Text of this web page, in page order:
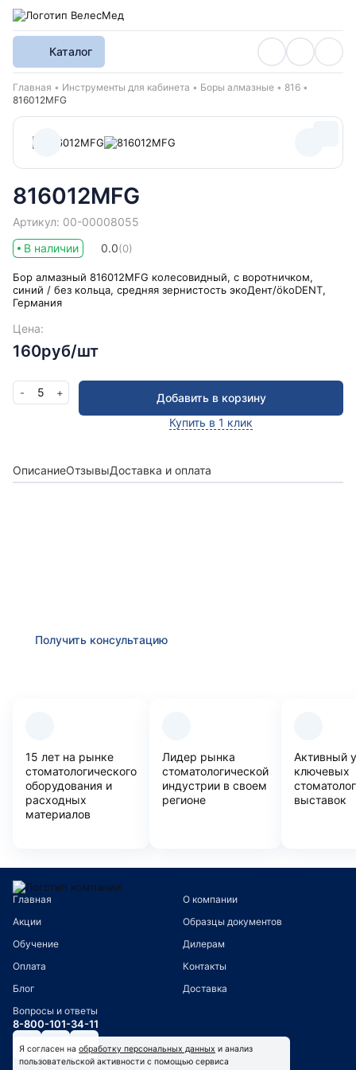
Каталог
Хлебные крошки
Главная Инструменты для кабинета Боры алмазные
816
816012MFG
816012MFG
Артикул: 00-00008055
В наличии
0.0(0)
Бор алмазный 816012MFG колесовидный, с воротничком,
синий / без кольца, средняя зернистость экоДент/ökoDENT,
Германия
Цена:
160руб/шт
- 5 +
Добавить в корзину
Купить в 1 клик
ОписаниеОтзывыДоставка и оплата
Получить консультацию
15 лет на рынке
стоматологического
оборудования и
расходных
материалов
Лидер рынка
стоматологической
индустрии в своем
регионе
Активный
ключевых
выставок
Главная
О компании
Акции
Образцы документов
Обучение
Дилерам
Оплата
Контакты
Блог
Доставка
Вопросы и ответы
8-800-101-34-11
Я согласен на обработку персональных данных и анализ
пользовательской активности с помощью сервиса